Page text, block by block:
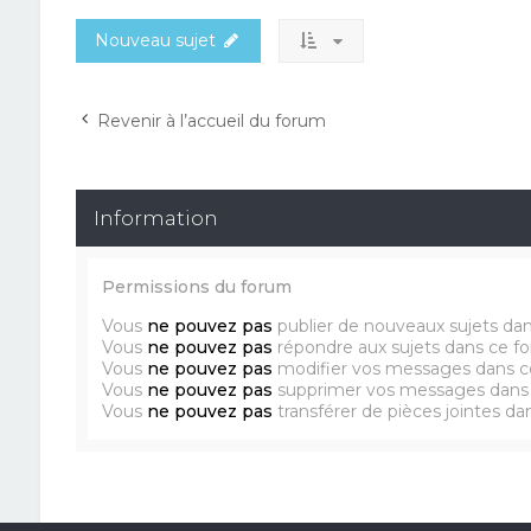
Nouveau sujet
Revenir à l’accueil du forum
Information
Permissions du forum
Vous ne pouvez pas publier de nouveaux sujets
Vous ne pouvez pas répondre aux sujets dans ce
Vous ne pouvez pas modifier vos messages dans
Vous ne pouvez pas supprimer vos messages
Vous ne pouvez pas transférer de pièces jointes